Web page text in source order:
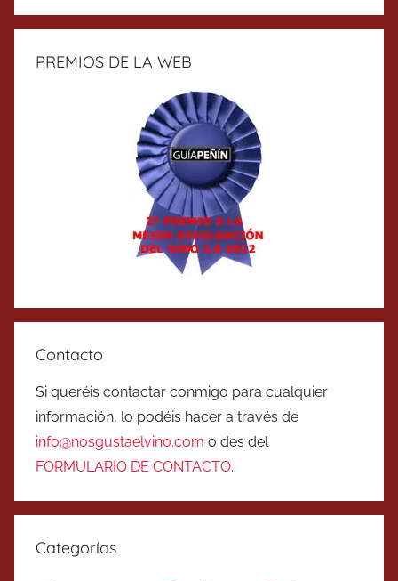
PREMIOS DE LA WEB
Contacto
Si queréis contactar conmigo para cualquier
información, lo podéis hacer a través de
info@nosgustaelvino.com o des del
FORMULARIO DE CONTACTO.
Categorías